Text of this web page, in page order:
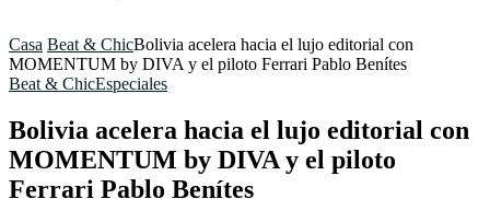
Casa Beat & ChicBolivia acelera hacia el lujo editorial con
MOMENTUM by DIVA y el piloto Ferrari Pablo Benítes
Beat & ChicEspeciales
Bolivia acelera hacia el lujo editorial con
MOMENTUM by DIVA y el piloto
Ferrari Pablo Benítes